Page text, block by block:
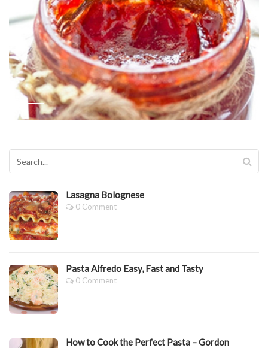
Lasagna Bolognese
0 Comment
Pasta Alfredo Easy, Fast and Tasty
0 Comment
How to Cook the Perfect Pasta – Gordon